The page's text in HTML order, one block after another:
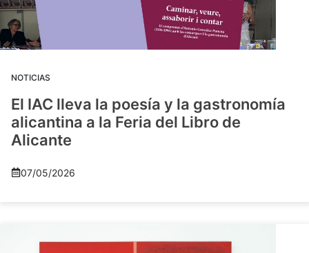
NOTICIAS
El IAC lleva la poesía y la gastronomía
alicantina a la Feria del Libro de
Alicante
07/05/2026